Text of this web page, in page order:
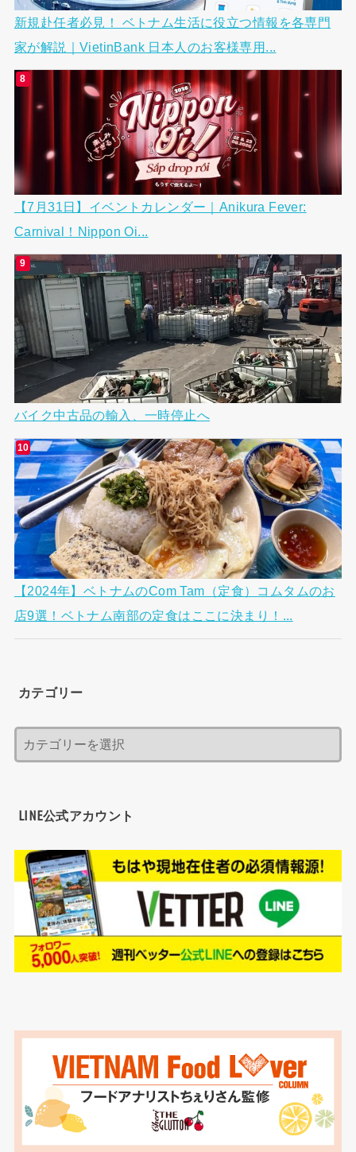
新規赴任者必見！ ベトナム生活に役立つ情報を各専門
家が解説｜VietinBank 日本人のお客様専用...
【7月31日】イベントカレンダー｜Anikura Fever:
Carnival！Nippon Oi...
バイク中古品の輸入、一時停止へ
【2024年】ベトナムのCom Tam（定食）コムタムのお
店9選！ベトナム南部の定食はここに決まり！...
カテゴリー
LINE公式アカウント